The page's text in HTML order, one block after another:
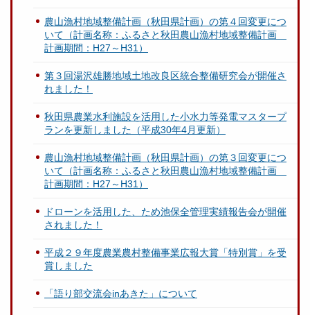
農山漁村地域整備計画（秋田県計画）の第４回変更につ
いて（計画名称：ふるさと秋田農山漁村地域整備計画
計画期間：H27～H31）
第３回湯沢雄勝地域土地改良区統合整備研究会が開催さ
れました！
秋田県農業水利施設を活用した小水力等発電マスタープ
ランを更新しました（平成30年4月更新）
農山漁村地域整備計画（秋田県計画）の第３回変更につ
いて（計画名称：ふるさと秋田農山漁村地域整備計画
計画期間：H27～H31）
ドローンを活用した、ため池保全管理実績報告会が開催
されました！
平成２９年度農業農村整備事業広報大賞「特別賞」を受
賞しました
「語り部交流会inあきた」について